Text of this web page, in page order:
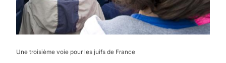
Une troisième voie pour les juifs de France